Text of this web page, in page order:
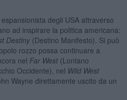
degli USA attraverso
ad inspirare la politica americana:
Destiny(Destino Manifesto). Si può
rozzo possa continuare a
nel Far West(Lontano
Occidente), nel Wild West
Wayne direttamente uscito da un